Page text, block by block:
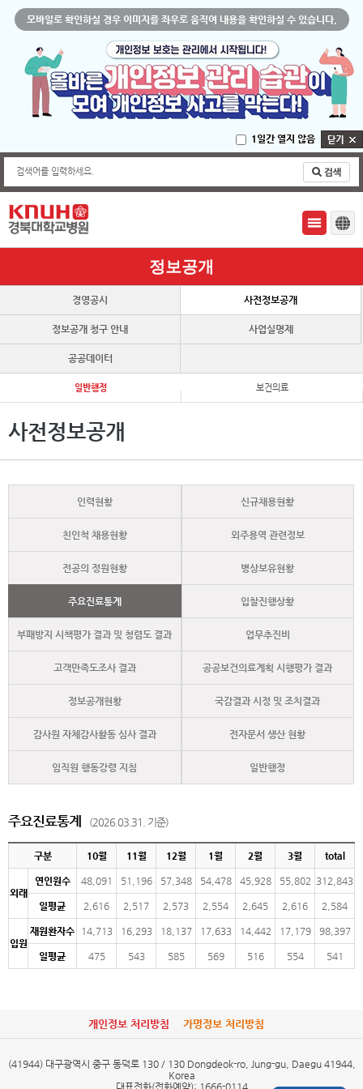
모바일로 확인하실 경우 이미지를 좌우로 움직여 내용을 확인하실 수 있습니다.
1일간 열지 않음
검색어를 입력하세요.
정보공개
경영공시 사전정보공개
정보공개 청구 안내 사업실명제
공공데이터
일반행정 보건의료
사전정보공개
인력현황 신규채용현황
친인척 채용현황 외주용역 관련정보
전공의 정원현황 병상보유현황
주요진료통계 입찰진행상황
부패방지 시책평가 결과 및 청렴도 결과 업무추진비
고객만족도조사 결과 공공보건의료계획 시행평가 결과
정보공개현황 국감결과 시정 및 조치결과
감사원 자체감사활동 심사 결과 전자문서 생산 현황
임직원 행동강령 지침 일반행정
주요진료통계 (2026.03.31. 기준)
구분 10월 11월 12월 1월 2월 3월 total
외래
연인원수 48,091 51,196 57,348 54,478 45,928 55,802 312,843
일평균 2,616 2,517 2,573 2,554 2,645 2,616 2,584
입원
재원환자수 14,713 16,293 18,137 17,633 14,442 17,179 98,397
일평균 475 543 585 569 516 554 541
개인정보 처리방침 가명정보 처리방침
(41944) 대구광역시 중구 동덕로 130 / 130 Dongdeok-ro, Jung-gu, Daegu 41944,
Korea
대표전화(전화예약): 1666-0114